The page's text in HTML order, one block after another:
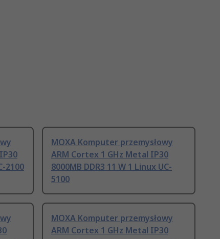
2100
MOXA Komputer przemysłowy
ARM Cortex 1 GHz Metal IP30
8000MB DDR3 11 W 1 Linux UC-
5100
MOXA Komputer przemysłowy
ARM Cortex 1 GHz Metal IP30